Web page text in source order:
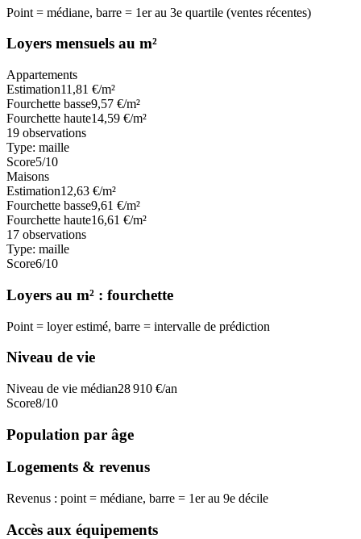
Point = médiane, barre = 1er au 3e quartile (ventes récentes)
Loyers mensuels au m²
Appartements
Estimation11,81 €/m²
Fourchette basse9,57 €/m²
Fourchette haute14,59 €/m²
19 observations
Type: maille
Score5/10
Maisons
Estimation12,63 €/m²
Fourchette basse9,61 €/m²
Fourchette haute16,61 €/m²
17 observations
Type: maille
Score6/10
Loyers au m² : fourchette
Point = loyer estimé, barre = intervalle de prédiction
Niveau de vie
Niveau de vie médian28 910 €/an
Score8/10
Population par âge
Logements & revenus
Revenus : point = médiane, barre = 1er au 9e décile
Accès aux équipements